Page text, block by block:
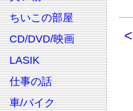
ちいこの部屋
CD/DVD/映画
LASIK
仕事の話
車/バイク